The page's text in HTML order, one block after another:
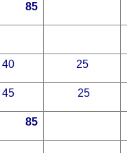
85
40 25
45 25
85